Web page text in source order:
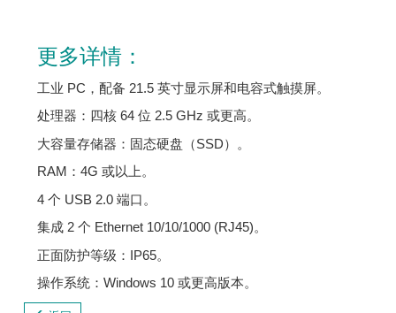
更多详情：
工业 PC，配备 21.5 英寸显示屏和电容式触摸屏。
处理器：四核 64 位 2.5 GHz 或更高。
大容量存储器：固态硬盘（SSD）。
RAM：4G 或以上。
4 个 USB 2.0 端口。
集成 2 个 Ethernet 10/10/1000 (RJ45)。
正面防护等级：IP65。
操作系统：Windows 10 或更高版本。